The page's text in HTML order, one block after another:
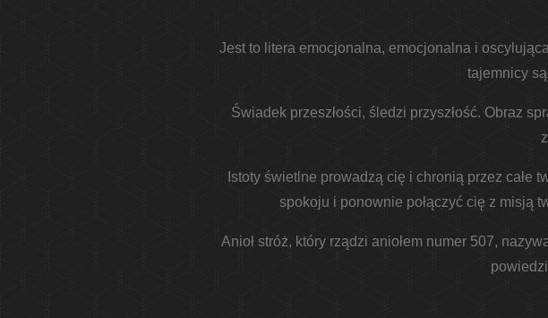
Jest to litera emocjonalna, emocjonalna i
tajemnicy
Świadek przeszłości, śledzi przyszłość. Obraz
Istoty świetlne prowadzą cię i chronią przez
spokoju i ponownie połączyć cię z misją
Anioł stróż, który rządzi aniołem numer 507,